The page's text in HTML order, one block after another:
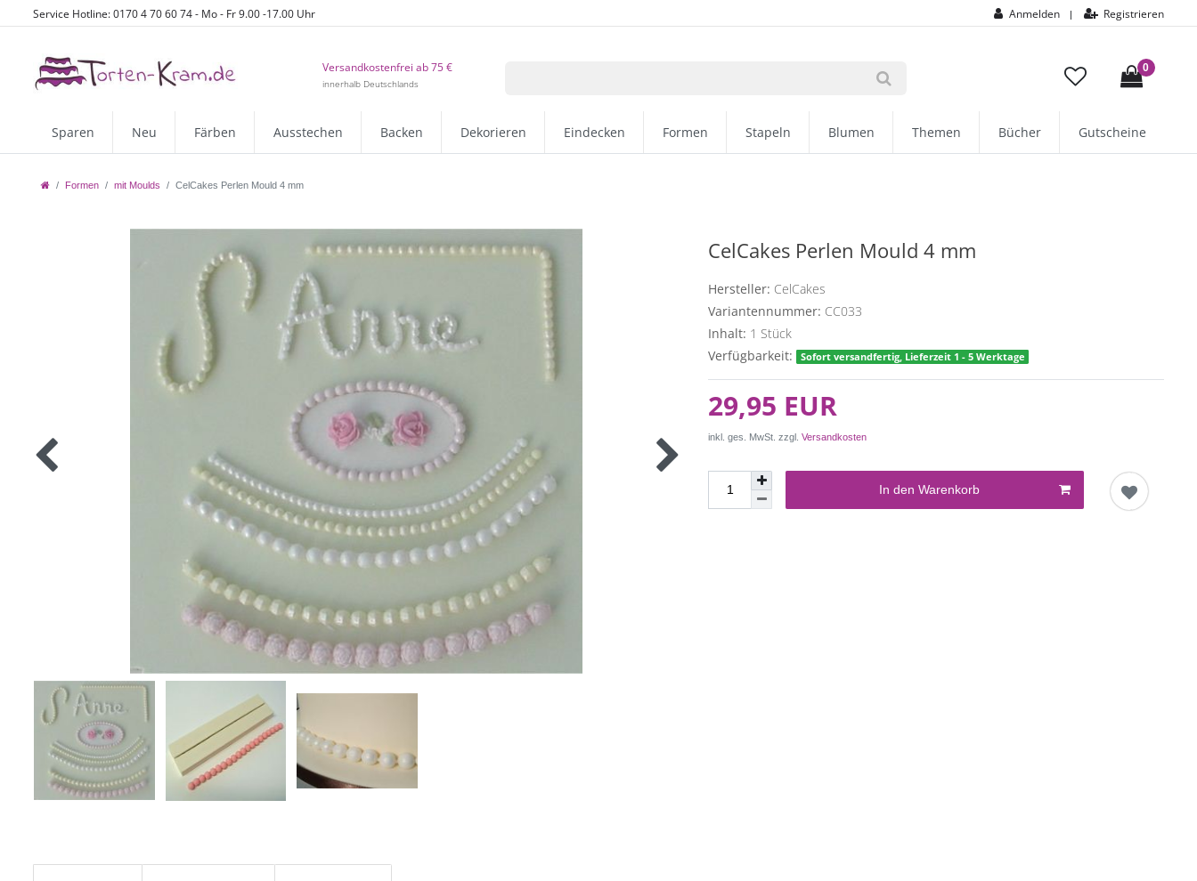
Service Hotline: 0170 4 70 60 74 - Mo - Fr 9.00 -17.00 Uhr Anmelden | Registrieren
Versandkostenfrei ab 75 €
innerhalb Deutschlands
0
Sparen Neu Färben Ausstechen Backen Dekorieren Eindecken Formen Stapeln Blumen Themen Bücher Gutscheine
Formen mit Moulds CelCakes Perlen Mould 4 mm
CelCakes Perlen Mould 4 mm
Hersteller: CelCakes
Variantennummer: CC033
Inhalt: 1 Stück
Verfügbarkeit:
Sofort versandfertig, Lieferzeit 1 - 5 Werktage
29,95 EUR
inkl. ges. MwSt. zzgl.Versandkosten
In den Warenkorb